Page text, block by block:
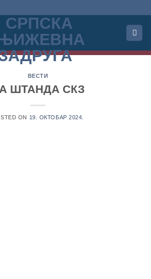
ВЕСТИ
ШТАНДА СКЗ
ON 19. ОКТОБАР 2024.